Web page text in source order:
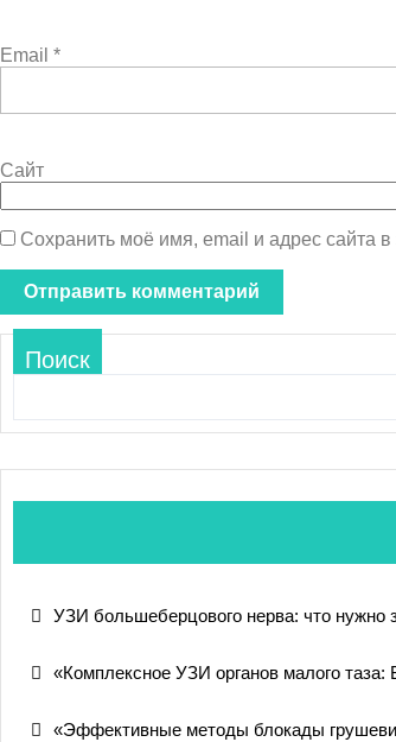
Email *
Сайт
Сохранить моё имя, email и адрес сайта
Поиск
УЗИ большеберцового нерва: что нужно
«Комплексное УЗИ органов малого
«Эффективные методы блокады